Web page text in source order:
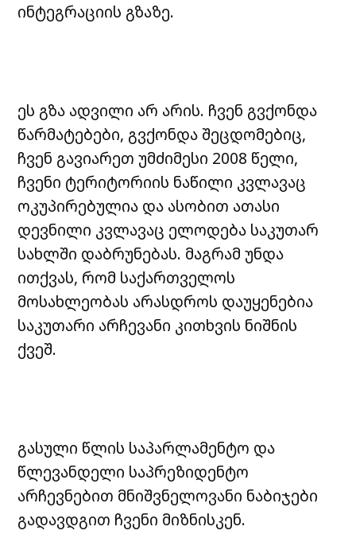
ინტეგრაციის გზაზე.
ეს გზა ადვილი არ არის. ჩვენ გვქონდა
წარმატებები, გვქონდა შეცდომებიც,
ჩვენ გავიარეთ უმძიმესი 2008 წელი,
ჩვენი ტერიტორიის ნაწილი კვლავაც
ოკუპირებულია და ასობით ათასი
დევნილი კვლავაც ელოდება საკუთარ
სახლში დაბრუნებას. მაგრამ უნდა
ითქვას, რომ საქართველოს
მოსახლეობას არასდროს დაუყენებია
საკუთარი არჩევანი კითხვის ნიშნის
ქვეშ.
გასული წლის საპარლამენტო და
წლევანდელი საპრეზიდენტო
არჩევნებით მნიშვნელოვანი ნაბიჯები
გადავდგით ჩვენი მიზნისკენ.